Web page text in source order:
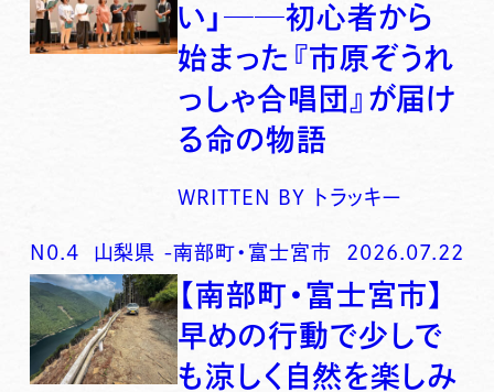
い」──初心者から
始まった『市原ぞうれ
っしゃ合唱団』が届け
る命の物語
WRITTEN BY トラッキー
N0. 4 山梨県 -南部町・富士宮市 2026.07.22
【南部町・富士宮市】
早めの行動で少しで
も涼しく自然を楽しみ